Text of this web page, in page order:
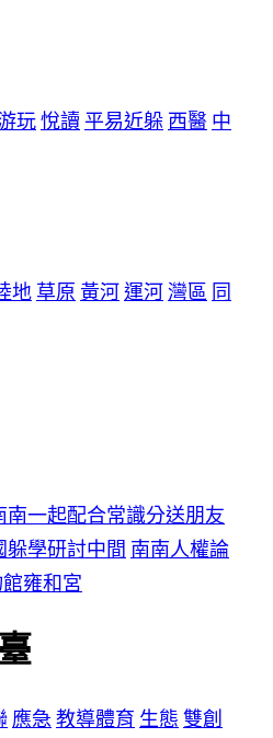
玩悅讀 平易近躲 西醫 中
地 草原 黃河運河灣區 同
南一起配合常識分送朋友
躲學研討中間 南南人權論
雍和宮
應急 教導體育 生態 雙創